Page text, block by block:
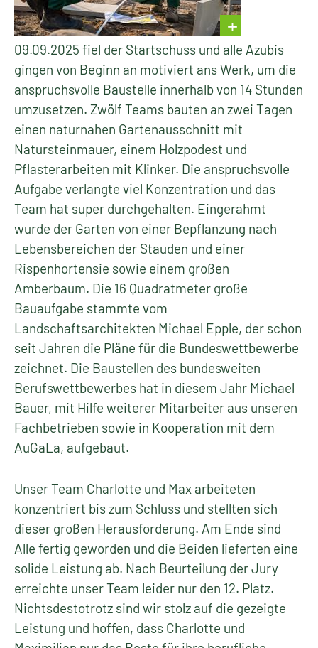
09.09.2025 fiel der Startschuss und alle Azubis
gingen von Beginn an motiviert ans Werk, um die
anspruchsvolle Baustelle innerhalb von 14 Stunden
umzusetzen. Zwölf Teams bauten an zwei Tagen
einen naturnahen Gartenausschnitt mit
Natursteinmauer, einem Holzpodest und
Pflasterarbeiten mit Klinker. Die anspruchsvolle
Aufgabe verlangte viel Konzentration und das
Team hat super durchgehalten. Eingerahmt
wurde der Garten von einer Bepflanzung nach
Lebensbereichen der Stauden und einer
Rispenhortensie sowie einem großen
Amberbaum. Die 16 Quadratmeter große
Bauaufgabe stammte vom
Landschaftsarchitekten Michael Epple, der schon
seit Jahren die Pläne für die Bundeswettbewerbe
zeichnet. Die Baustellen des bundesweiten
Berufswettbewerbes hat in diesem Jahr Michael
Bauer, mit Hilfe weiterer Mitarbeiter aus unseren
Fachbetrieben sowie in Kooperation mit dem
AuGaLa, aufgebaut.
Unser Team Charlotte und Max arbeiteten
konzentriert bis zum Schluss und stellten sich
dieser großen Herausforderung. Am Ende sind
Alle fertig geworden und die Beiden lieferten eine
solide Leistung ab. Nach Beurteilung der Jury
erreichte unser Team leider nur den 12. Platz.
Nichtsdestotrotz sind wir stolz auf die gezeigte
Leistung und hoffen, dass Charlotte und